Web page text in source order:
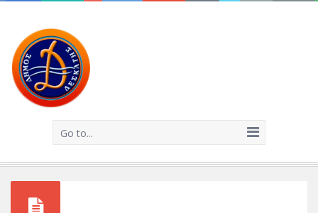
Go to...